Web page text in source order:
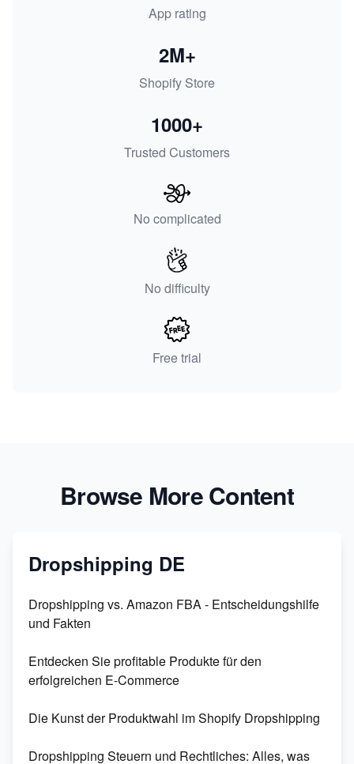
App rating
Shopify Store
2M+
Trusted Customers
1000+
No complicated
No difficulty
Free trial
Browse More Content
Dropshipping DE
Dropshipping vs. Amazon FBA - Entscheidungshilfe
und Fakten
Entdecken Sie profitable Produkte für den
erfolgreichen E-Commerce
Die Kunst der Produktwahl im Shopify Dropshipping
Dropshipping Steuern und Rechtliches: Alles, was